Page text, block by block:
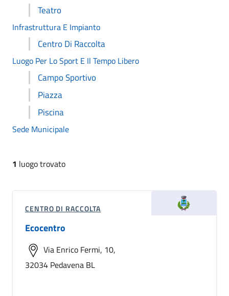
Teatro
Infrastruttura E Impianto
Centro Di Raccolta
Luogo Per Lo Sport E Il Tempo Libero
Campo Sportivo
Piazza
Piscina
Sede Municipale
1 luogo trovato
CENTRO DI RACCOLTA
Ecocentro
Via Enrico Fermi, 10,
32034 Pedavena BL